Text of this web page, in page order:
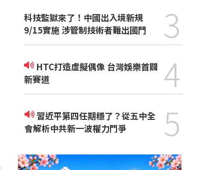
科技監獄來了！中國出入境新規
9/15實施 涉管制技術者難出國門
3
新賽道
4
習近平第四任期穩了？從五中全
會解析中共新一波權力鬥爭
5